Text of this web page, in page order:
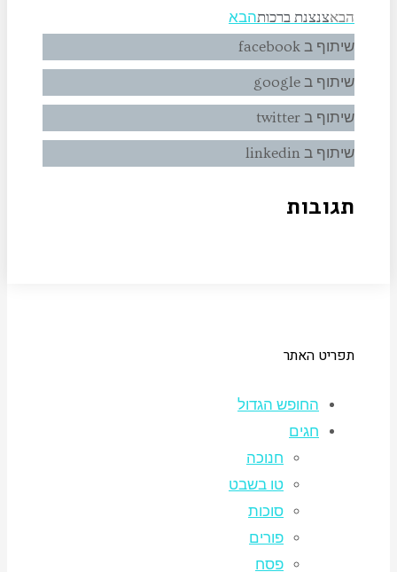
הבאצנצנת ברכותהבא
שיתוף ב facebook
שיתוף ב google
שיתוף ב twitter
שיתוף ב linkedin
תגובות
תפריט האתר
החופש הגדול
חגים
חנוכה
טו בשבט
סוכות
פורים
פסח